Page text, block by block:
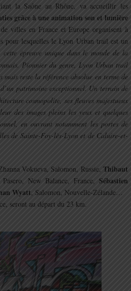
la Saône au Rhône, va accueillir les
grâce à une animation son et lumière
villes en France et Europe organisent à
pour lesquelles le Lyon Urban trail est un
épreuve unique dans le monde de la
Pionnier du genre, Lyon Urban trail
reste la référence absolue en terme de
patrimoine exceptionnel. Un terrain de
cosmopolite, ses fleuves majestueux
des images pleins les yeux et quelques
en ouvrant notamment les portes de
de Sainte-Foy-lès-Lyon et de Caluire-et-
Vokueva, Salomon, Russie,Thibaut
New Balance, France, Sébastien
Wyatt, Salomon, Nouvelle-Zélande…
seront au départ du 23 km.